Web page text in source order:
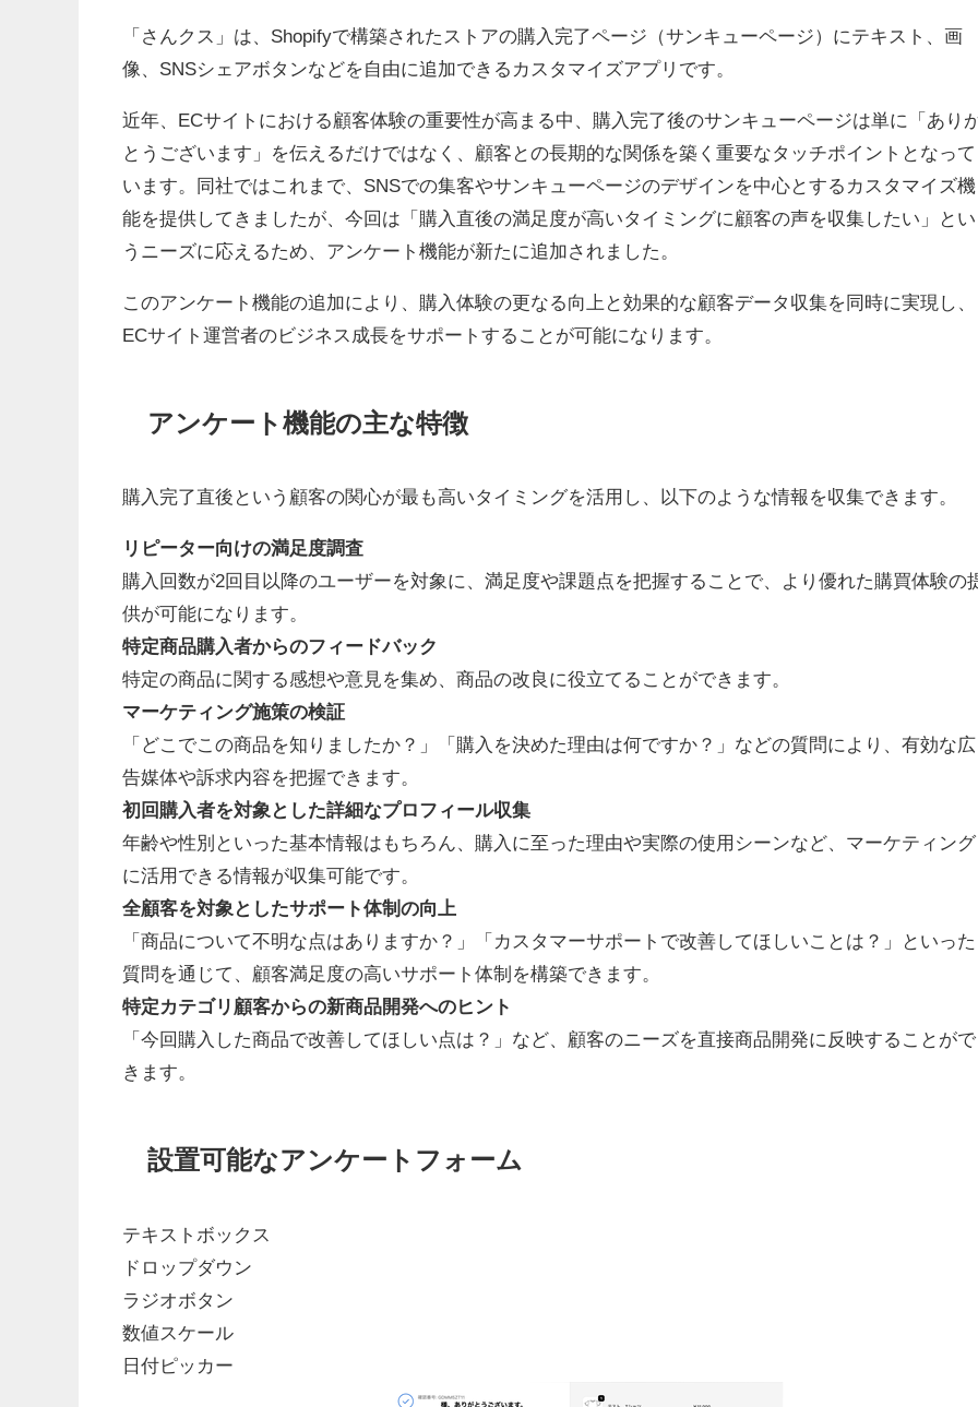
「さんクス」は、Shopifyで構築されたストアの購入完了ページ（サンキューページ）にテキスト、画
像、SNSシェアボタンなどを自由に追加できるカスタマイズアプリです。
近年、ECサイトにおける顧客体験の重要性が高まる中、購入完了後のサンキューページは単に「あり
とうございます」を伝えるだけではなく、顧客との長期的な関係を築く重要なタッチポイントとなって
います。同社ではこれまで、SNSでの集客やサンキューページのデザインを中心とするカスタマイズ機
能を提供してきましたが、今回は「購入直後の満足度が高いタイミングに顧客の声を収集したい」とい
うニーズに応えるため、アンケート機能が新たに追加されました。
このアンケート機能の追加により、購入体験の更なる向上と効果的な顧客データ収集を同時に実現し、
ECサイト運営者のビジネス成長をサポートすることが可能になります。
アンケート機能の主な特徴
購入完了直後という顧客の関心が最も高いタイミングを活用し、以下のような情報を収集できます。
リピーター向けの満足度調査
購入回数が2回目以降のユーザーを対象に、満足度や課題点を把握することで、より優れた購買体験の
供が可能になります。
特定商品購入者からのフィードバック
特定の商品に関する感想や意見を集め、商品の改良に役立てることができます。
マーケティング施策の検証
「どこでこの商品を知りましたか？」「購入を決めた理由は何ですか？」などの質問により、有効な広
告媒体や訴求内容を把握できます。
初回購入者を対象とした詳細なプロフィール収集
年齢や性別といった基本情報はもちろん、購入に至った理由や実際の使用シーンなど、マーケティング
に活用できる情報が収集可能です。
全顧客を対象としたサポート体制の向上
「商品について不明な点はありますか？」「カスタマーサポートで改善してほしいことは？」といった
質問を通じて、顧客満足度の高いサポート体制を構築できます。
特定カテゴリ顧客からの新商品開発へのヒント
「今回購入した商品で改善してほしい点は？」など、顧客のニーズを直接商品開発に反映することがで
きます。
設置可能なアンケートフォーム
テキストボックス
ドロップダウン
ラジオボタン
数値スケール
日付ピッカー